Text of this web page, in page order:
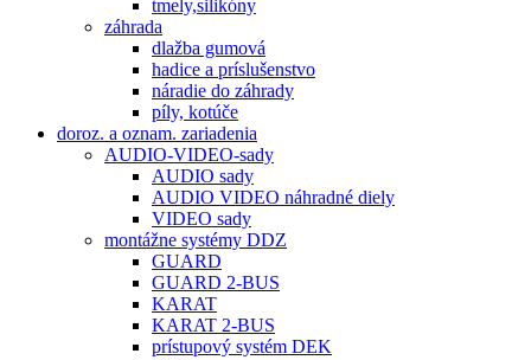
tmely,silikóny
záhrada
dlažba gumová
hadice a príslušenstvo
náradie do záhrady
píly, kotúče
doroz. a oznam. zariadenia
AUDIO-VIDEO-sady
AUDIO sady
AUDIO VIDEO náhradné diely
VIDEO sady
montážne systémy DDZ
GUARD
GUARD 2-BUS
KARAT
KARAT 2-BUS
prístupový systém DEK